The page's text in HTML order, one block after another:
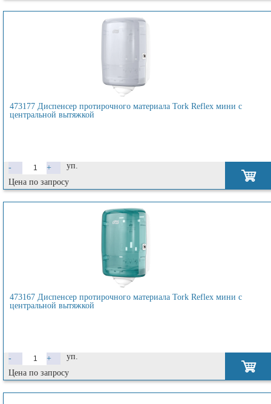
473177 Диспенсер протирочного материала Tork Reflex мини с
центральной вытяжкой
- +
уп.
Цена по запросу
473167 Диспенсер протирочного материала Tork Reflex мини с
центральной вытяжкой
- +
уп.
Цена по запросу